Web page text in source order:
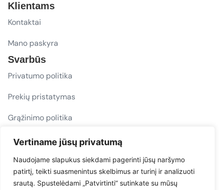
Vertiname jūsų privatumą
Naudojame slapukus siekdami pagerinti jūsų naršymo
patirtį, teikti suasmenintus skelbimus ar turinį ir analizuoti
srautą. Spustelėdami „Patvirtinti“ sutinkate su mūsų
Klientams
Kontaktai
Mano paskyra
Svarbūs
Privatumo politika
Prekių pristatymas
Grąžinimo politika
D. U. K.
Sekite mus
evacarmats